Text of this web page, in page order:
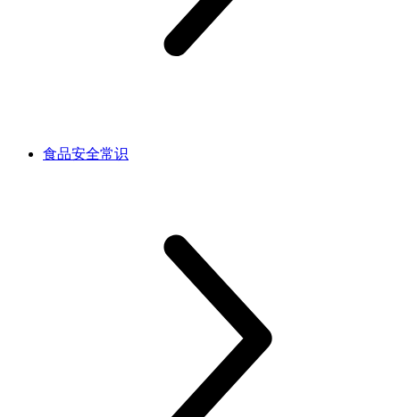
食品安全常识